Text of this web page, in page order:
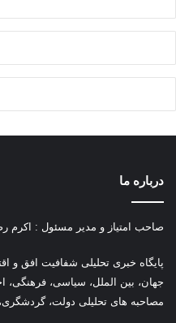
درباره ما
صاحب امتیاز و مدیر مسئول : اکرم
پایگاه خبری تحلیلی شفافیت افق و
جهان، بین الملل، سیاسی، فرهنگی،
مصاحبه های تحلیلی دولت،